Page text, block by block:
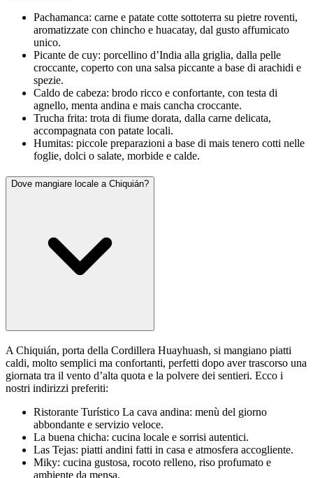
Pachamanca: carne e patate cotte sottoterra su pietre roventi,
aromatizzate con chincho e huacatay, dal gusto affumicato
unico.
Picante de cuy: porcellino d’India alla griglia, dalla pelle
croccante, coperto con una salsa piccante a base di arachidi e
spezie.
Caldo de cabeza: brodo ricco e confortante, con testa di
agnello, menta andina e mais cancha croccante.
Trucha frita: trota di fiume dorata, dalla carne delicata,
accompagnata con patate locali.
Humitas: piccole preparazioni a base di mais tenero cotti nelle
foglie, dolci o salate, morbide e calde.
Dove mangiare locale a Chiquián?
A Chiquián, porta della Cordillera Huayhuash, si mangiano piatti
caldi, molto semplici ma confortanti, perfetti dopo aver trascorso una
giornata tra il vento d’alta quota e la polvere dei sentieri. Ecco i
nostri indirizzi preferiti:
Ristorante Turístico La cava andina: menù del giorno
abbondante e servizio veloce.
La buena chicha: cucina locale e sorrisi autentici.
Las Tejas: piatti andini fatti in casa e atmosfera accogliente.
Miky: cucina gustosa, rocoto relleno, riso profumato e
ambiente da mensa.